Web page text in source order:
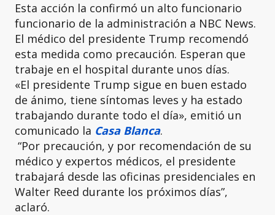
Esta acción la confirmó un alto funcionario
funcionario de la administración a NBC News.
El médico del presidente Trump recomendó
esta medida como precaución. Esperan que
trabaje en el hospital durante unos días.
«El presidente Trump sigue en buen estado
de ánimo, tiene síntomas leves y ha estado
trabajando durante todo el día», emitió un
comunicado la Casa Blanca.
“Por precaución, y por recomendación de su
médico y expertos médicos, el presidente
trabajará desde las oficinas presidenciales en
Walter Reed durante los próximos días”,
aclaró.